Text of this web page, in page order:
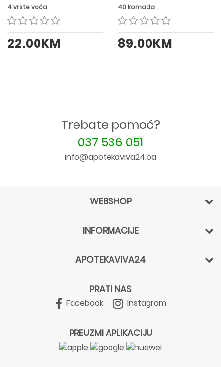
4 vrste voća
22.00KM
40 komada
89.00KM
Trebate pomoć?
037 536 051
info@apotekaviva24.ba
WEBSHOP
INFORMACIJE
APOTEKAVIVA24
PRATI NAS
Facebook Instagram
PREUZMI APLIKACIJU